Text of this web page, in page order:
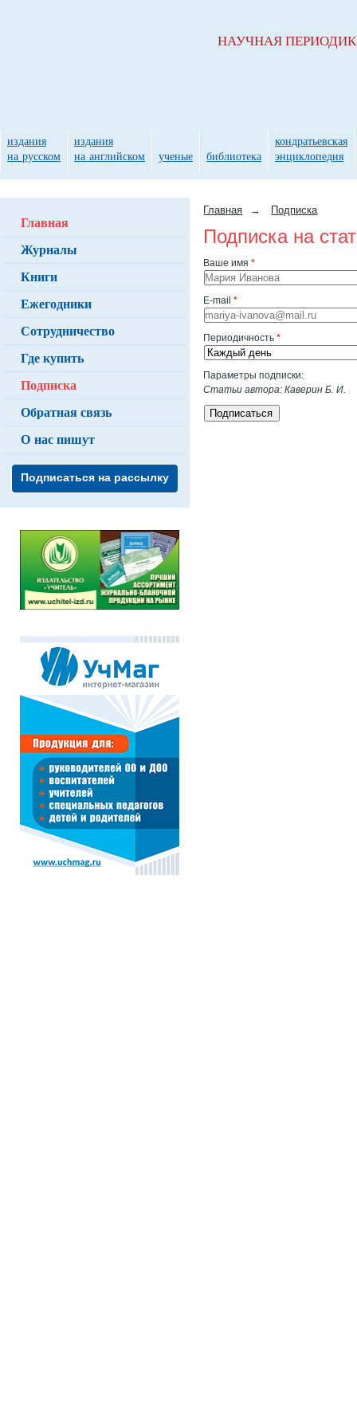
Главная → Подписка
Подписка на
Ваше имя*
E-mail*
Периодичность*
Параметры подписки:
Статьи автора: Каверин Б. И.
Подписаться
Главная
Журналы
Книги
Ежегодники
Сотрудничество
Где купить
Подписка
Обратная связь
О нас пишут
Подписаться на рассылку
НАУЧНАЯ
издания
на русском
издания
на английском
ученые библиотека
кондратьевская
энциклопедия